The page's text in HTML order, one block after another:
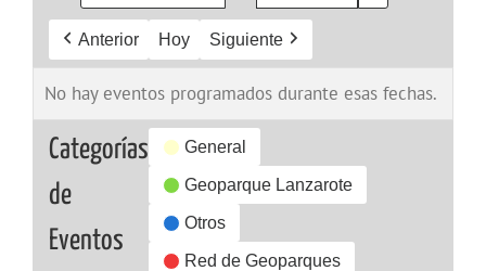
Anterior Hoy Siguiente
No hay eventos programados durante esas fechas.
Categorías
de
Eventos
General
Geoparque Lanzarote
Otros
Red de Geoparques